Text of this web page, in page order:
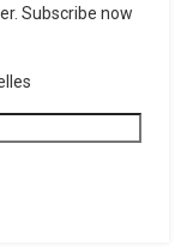
Subscribe now